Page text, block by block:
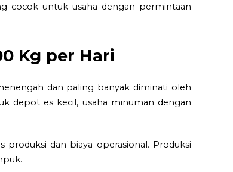
cocok untuk usaha dengan permintaan
Kg per Hari
dan paling banyak diminati oleh
depot es kecil, usaha minuman dengan
produksi dan biaya operasional. Produksi